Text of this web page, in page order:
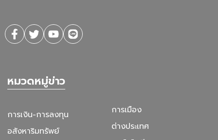
หมวดหมู่ข่าว
การเงิน-การลงทุน
อสังหาริมทรัพย์
การเมือง
ต่างประเทศ